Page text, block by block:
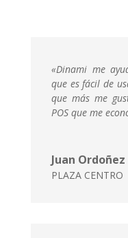
«Dinami me
que es fácil de
que más me
POS que me
Juan Ordoñez
PLAZA CENTRO